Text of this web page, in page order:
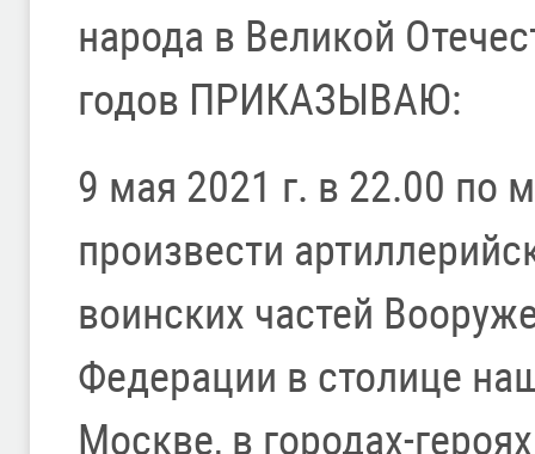
народа в Великой
годов ПРИКАЗЫВАЮ:
9 мая 2021 г. в 22.00 по
произвести
воинских частей
Федерации в столице
Москве, в городах-